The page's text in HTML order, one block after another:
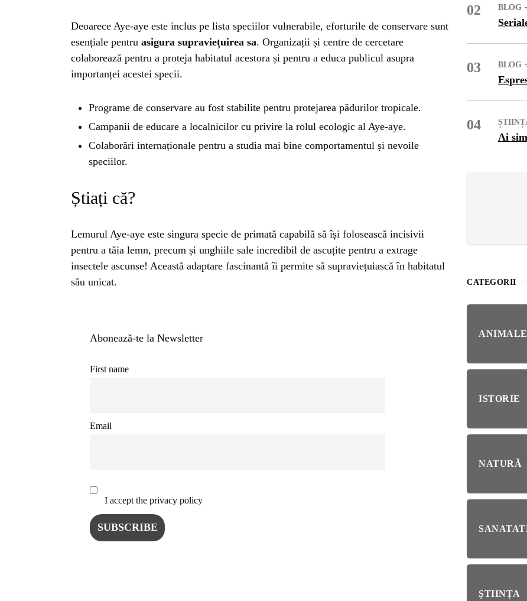
Deoarece Aye-aye este inclus pe lista speciilor vulnerabile, eforturile de conservare sunt
esențiale pentru asigura supraviețuirea sa. Organizații și centre de cercetare
colaborează pentru a proteja habitatul acestora și pentru a educa publicul asupra
importanței acestei specii.
Programe de conservare au fost stabilite pentru protejarea pădurilor tropicale.
Campanii de educare a localnicilor cu privire la rolul ecologic al Aye-aye.
Colaborări internaționale pentru a studia mai bine comportamentul și nevoile
speciilor.
Știați că?
Lemurul Aye-aye este singura specie de primată capabilă să își folosească incisivii
pentru a tăia lemn, precum și unghiile sale incredibil de ascuțite pentru a extrage
insectele ascunse! Această adaptare fascinantă îi permite să supraviețuiască în habitatul
său unicat.
Abonează-te la Newsletter
First name
Email
I accept the privacy policy
02 BLOG
03 BLOG
04
Ai
CATEGORII
ANIMALE
ISTORIE
NATURĂ
ȘTIINȚA
HOME
BLOG
HOROSCOP
ENGLISH
TRAVEL
SANATATE SI
ISTORIE
ANIMALE